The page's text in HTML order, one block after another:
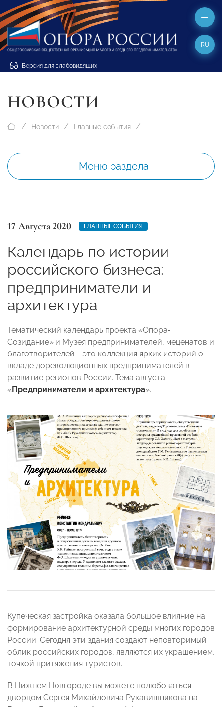
Версия для слабовидящих
RU
НОВОСТИ
Новости Главные события
Меню раздела
17 Августа 2020 ГЛАВНЫЕ СОБЫТИЯ
Календарь по истории
российского бизнеса:
предприниматели и
архитектура
Тематический календарь проекта «Опора-
Созидание» и Музея предпринимателей, меценатов и
благотворителей - это коллекция ярких историй о
вкладе дореволюционных предпринимателей в
развитие регионов России. Тема августа –
«Предприниматели и архитектура».
Купеческая застройка оказала большое влияние на
формирование архитектурной среды многих городов
России. Сегодня эти здания создают неповторимый
облик российских городов, являются их украшением,
точкой притяжения туристов.
В Нижнем Новгороде вы можете полюбоваться
дворцом Сергея Михайловича Рукавишникова на